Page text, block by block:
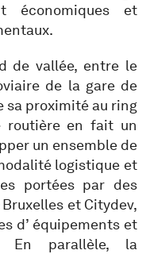
économiques et
de vallée, entre le
de la gare de
sa proximité au ring
routière en fait un
un ensemble de
logistique et
portées par des
et Citydev,
d’ équipements et
En parallèle, la